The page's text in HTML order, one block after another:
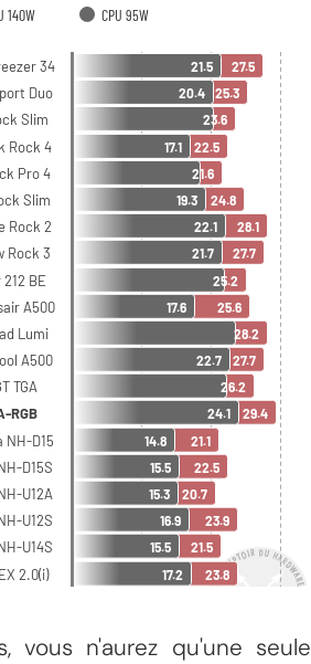
vous n'aurez qu'une seule